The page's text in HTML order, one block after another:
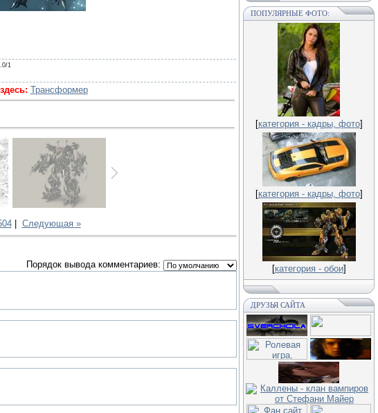
1
Трансформер
| Следующая »
Порядок вывода комментариев:
ПОПУЛЯРНЫЕ ФОТО:
[категория - кадры, фото]
[категория - кадры, фото]
[категория - обои]
ДРУЗЬЯ САЙТА